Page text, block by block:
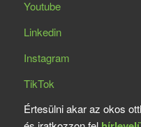
Youtube
Linkedin
Instagram
TikTok
Értesülni akar az okos